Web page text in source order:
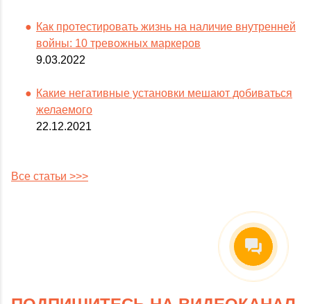
Как протестировать жизнь на наличие внутренней
войны: 10 тревожных маркеров
9.03.2022
Какие негативные установки мешают добиваться
желаемого
22.12.2021
Все статьи >>>